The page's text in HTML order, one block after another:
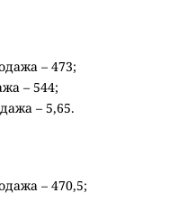
– 473;
– 544;
– 5,65.
– 470,5;